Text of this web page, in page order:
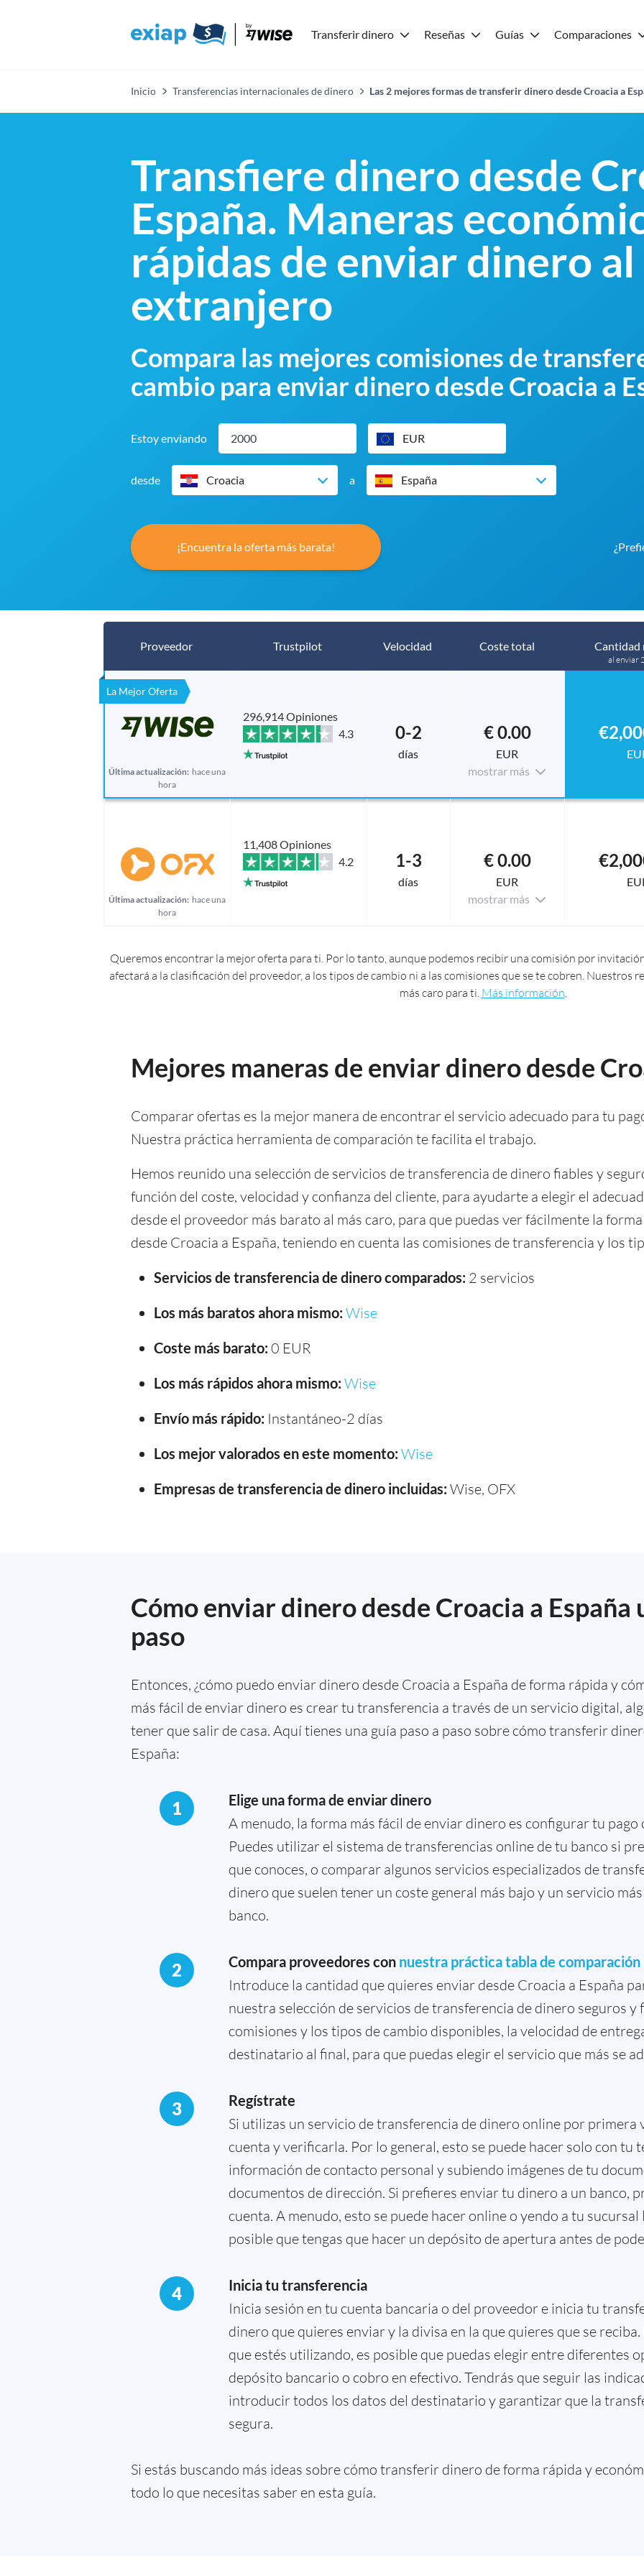
Transferir dinero Reseñas Guías Comparaciones
Inicio Transferencias internacionales de dinero Las 2 mejores formas de transferir dinero desde Croacia a
Transfiere dinero desde
España. Maneras
rápidas de enviar dinero al
extranjero
Compara las mejores comisiones de
cambio para enviar dinero desde Croacia a
Estoy enviando EUR
desde Croacia a España
¡Encuentra la oferta más barata!
Proveedor Trustpilot Velocidad Coste total Cantidad
al enviar
La Mejor Oferta
Última actualización: hace una
hora
296,914 Opiniones
4.3
0-2
días
€ 0.00
EUR
mostrar más
Última actualización: hace una
hora
11,408 Opiniones
4.2
1-3
días
€ 0.00
EUR
mostrar más
Queremos encontrar la mejor oferta para ti. Por lo tanto, aunque podemos recibir una comisión por
afectará a la clasificación del proveedor, a los tipos de cambio ni a las comisiones que se te cobren. Nuestros
más caro para ti. Más información
Mejores maneras de enviar dinero desde
Comparar ofertas es la mejor manera de encontrar el servicio adecuado para tu
Nuestra práctica herramienta de comparación te facilita el trabajo.
Hemos reunido una selección de servicios de transferencia de dinero fiables y
función del coste, velocidad y confianza del cliente, para ayudarte a elegir el
desde el proveedor más barato al más caro, para que puedas ver fácilmente la
desde Croacia a España, teniendo en cuenta las comisiones de transferencia y los
Servicios de transferencia de dinero comparados: 2 servicios
Los más baratos ahora mismo: Wise
Coste más barato: 0 EUR
Los más rápidos ahora mismo: Wise
Envío más rápido: Instantáneo-2 días
Los mejor valorados en este momento: Wise
Empresas de transferencia de dinero incluidas: Wise, OFX
Cómo enviar dinero desde Croacia a España
paso
Entonces, ¿cómo puedo enviar dinero desde Croacia a España de forma rápida y
más fácil de enviar dinero es crear tu transferencia a través de un servicio digital,
tener que salir de casa. Aquí tienes una guía paso a paso sobre cómo transferir
España:
1 Elige una forma de enviar dinero
A menudo, la forma más fácil de enviar dinero es configurar tu pago
Puedes utilizar el sistema de transferencias online de tu banco si
que conoces, o comparar algunos servicios especializados de
dinero que suelen tener un coste general más bajo y un servicio
banco.
2 Compara proveedores con nuestra práctica tabla de comparación
Introduce la cantidad que quieres enviar desde Croacia a España
nuestra selección de servicios de transferencia de dinero seguros y
comisiones y los tipos de cambio disponibles, la velocidad de
destinatario al final, para que puedas elegir el servicio que más se
3 Regístrate
Si utilizas un servicio de transferencia de dinero online por primera
cuenta y verificarla. Por lo general, esto se puede hacer solo con tu
información de contacto personal y subiendo imágenes de tu
documentos de dirección. Si prefieres enviar tu dinero a un banco,
cuenta. A menudo, esto se puede hacer online o yendo a tu
posible que tengas que hacer un depósito de apertura antes de
4 Inicia tu transferencia
Inicia sesión en tu cuenta bancaria o del proveedor e inicia tu
dinero que quieres enviar y la divisa en la que quieres que se
que estés utilizando, es posible que puedas elegir entre diferentes
depósito bancario o cobro en efectivo. Tendrás que seguir las
introducir todos los datos del destinatario y garantizar que la
segura.
Si estás buscando más ideas sobre cómo transferir dinero de forma rápida y
todo lo que necesitas saber en esta guía.